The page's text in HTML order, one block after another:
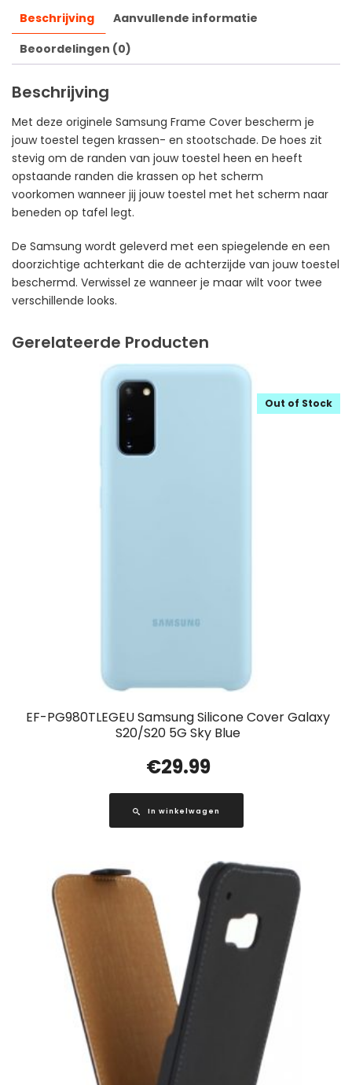
Beschrijving
Aanvullende informatie
Beoordelingen (0)
Beschrijving
Met deze originele Samsung Frame Cover bescherm je
jouw toestel tegen krassen- en stootschade. De hoes zit
stevig om de randen van jouw toestel heen en heeft
opstaande randen die krassen op het scherm
voorkomen wanneer jij jouw toestel met het scherm naar
beneden op tafel legt.
De Samsung wordt geleverd met een spiegelende en een
doorzichtige achterkant die de achterzijde van jouw toestel
beschermd. Verwissel ze wanneer je maar wilt voor twee
verschillende looks.
Gerelateerde Producten
EF-PG980TLEGEU Samsung Silicone Cover Galaxy
S20/S20 5G Sky Blue
Out of Stock
€29.99
In winkelwagen